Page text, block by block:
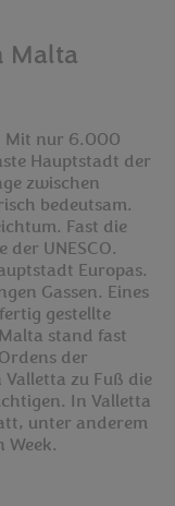
Malta
Mit nur 6.000
Hauptstadt der
zwischen
bedeutsam.
Fast die
UNESCO.
Europas.
Gassen. Eines
gestellte
stand fast
der
Valletta zu Fuß die
In Valletta
unter anderem
Week.